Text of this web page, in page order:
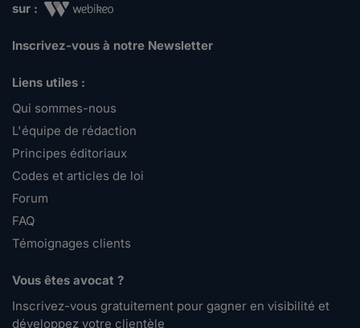
sur :
Inscrivez-vous à notre Newsletter
Liens utiles :
Qui sommes-nous
L'équipe de rédaction
Principes éditoriaux
Codes et articles de loi
Forum
FAQ
Témoignages clients
Vous êtes avocat ?
Inscrivez-vous gratuitement pour gagner en visibilité et
développez votre clientèle